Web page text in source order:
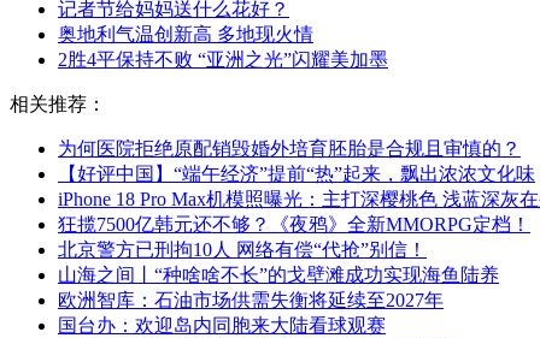
记者节给妈妈送什么花好？
奥地利气温创新高 多地现火情
2胜4平保持不败 “亚洲之光”闪耀美加墨
相关推荐：
为何医院拒绝原配销毁婚外培育胚胎是合规且审慎的？
【好评中国】“端午经济”提前“热”起来，飘出浓浓文化味
iPhone 18 Pro Max机模照曝光：主打深樱桃色 浅蓝深灰在
狂揽7500亿韩元还不够？《夜鸦》全新MMORPG定档！
北京警方已刑拘10人 网络有偿“代抢”别信！
山海之间丨“种啥啥不长”的戈壁滩成功实现海鱼陆养
欧洲智库：石油市场供需失衡将延续至2027年
国台办：欢迎岛内同胞来大陆看球观赛